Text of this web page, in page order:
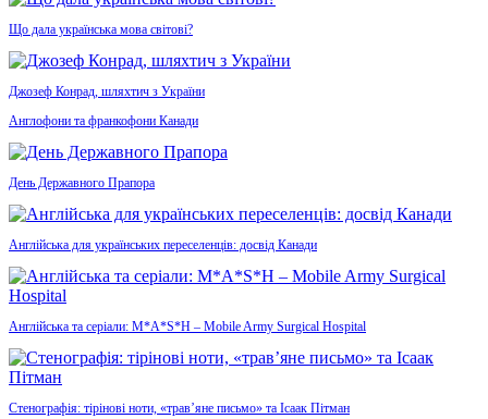
Що дала українська мова світові?
Джозеф Конрад, шляхтич з України
Англофони та франкофони Канади
День Державного Прапора
Англійська для українських переселенців: досвід Канади
Англійська та серіали: M*A*S*H – Mobile Army Surgical Hospital
Стенографія: тірінові ноти, «трав’яне письмо» та Ісаак Пітман